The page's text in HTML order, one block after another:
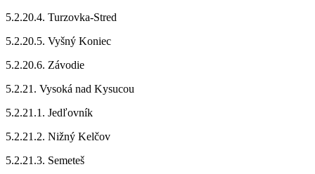
5.2.20.4. Turzovka-Stred
5.2.20.5. Vyšný Koniec
5.2.20.6. Závodie
5.2.21. Vysoká nad Kysucou
5.2.21.1. Jedľovník
5.2.21.2. Nižný Kelčov
5.2.21.3. Semeteš